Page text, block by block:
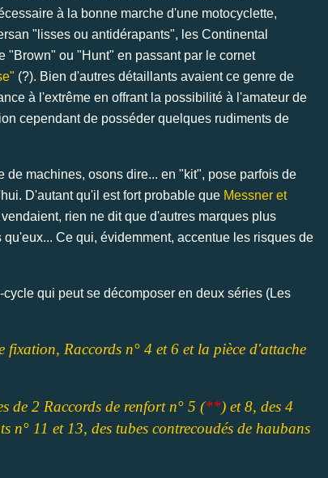
à la bonne marche d'une motocyclette,
"lisses ou antidérapants", les Continental
ou "Hunt" en passant par le cornet
(?). Bien d'autres détaillants avaient ce genre de
à l'extrême en offrant la possibilité à l'amateur de
cependant de posséder quelques rudiments de
machines, osons dire... en "kit", pose parfois de
D'autant qu'il est fort probable que Messner et
rien ne dit que d'autres marques plus
Ce qui, évidemment, accentue les risques de
qui peut se décomposer en deux séries (Les
Raccords n° 4 et 6 et la pièce d'attache
de 2 Raccords de renfort n° 5 (**) et 8, des 4
n° 11 et 13, des tubes contrecoudés de haubans